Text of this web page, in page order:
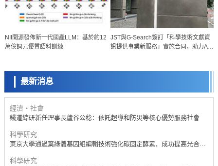
NII開源發佈新一代國產LLM：基於約12
萬億詞元優質語料訓練
JST與G-Search簽訂「科學技術文獻資
訊提供事業新服務」實施合同，助力AI
最新消息
【AI法下篇】如何應對AI的不可控性——中央大學平野晉教授專訪
政策
日本科研費增設國際共同研究強化新類別，促進青年研究人員赴海外開
展研究
經濟・社會
鐵道綜研新任理事長蘆谷公稔：依託超導和防災等核心優勢服務社會
科學研究
東京大學通過葉綠體基因組編輯技術強化碳固定酵素，成功提高光合作
科學研究